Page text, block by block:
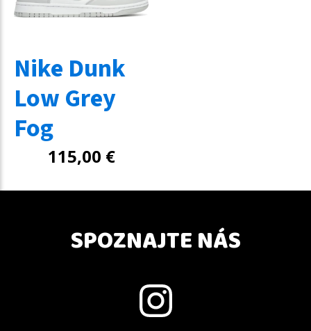
Nike Dunk
Low Grey
Fog
115,00 €
SPOZNAJTE NÁS